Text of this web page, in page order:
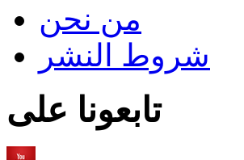
من نحن
شروط النشر
تابعونا على